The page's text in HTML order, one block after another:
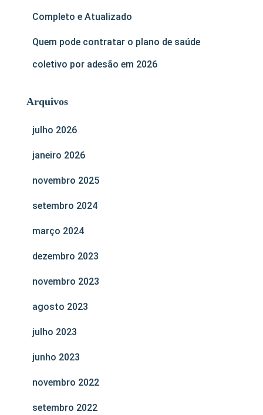
Completo e Atualizado
Quem pode contratar o plano de saúde
coletivo por adesão em 2026
Arquivos
julho 2026
janeiro 2026
novembro 2025
setembro 2024
março 2024
dezembro 2023
novembro 2023
agosto 2023
julho 2023
junho 2023
novembro 2022
setembro 2022